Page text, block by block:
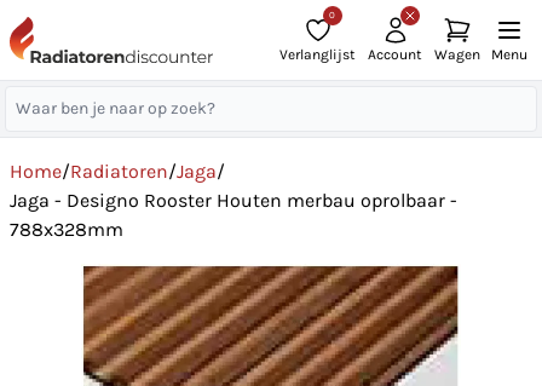
0
Verlanglijst Account Wagen Menu
Home/Radiatoren/Jaga/
Jaga - Designo Rooster Houten merbau oprolbaar -
788x328mm